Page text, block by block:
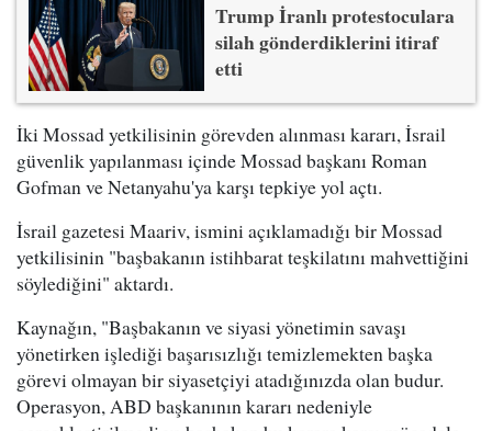
Trump İranlı protestoculara
silah gönderdiklerini itiraf
etti
İki Mossad yetkilisinin görevden alınması kararı, İsrail
güvenlik yapılanması içinde Mossad başkanı Roman
Gofman ve Netanyahu'ya karşı tepkiye yol açtı.
İsrail gazetesi Maariv, ismini açıklamadığı bir Mossad
yetkilisinin "başbakanın istihbarat teşkilatını mahvettiğini
söylediğini" aktardı.
Kaynağın, "Başbakanın ve siyasi yönetimin savaşı
yönetirken işlediği başarısızlığı temizlemekten başka
görevi olmayan bir siyasetçiyi atadığınızda olan budur.
Operasyon, ABD başkanının kararı nedeniyle